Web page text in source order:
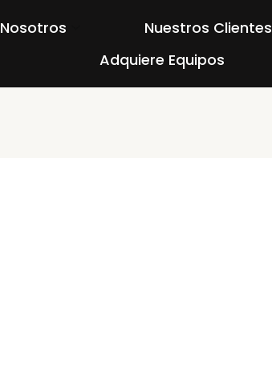
Nosotros Nuestros Clientes
Adquiere Equipos